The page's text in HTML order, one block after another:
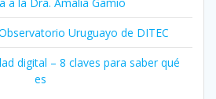
Uruguayo de DITEC
digital – 8 claves para saber qué
es